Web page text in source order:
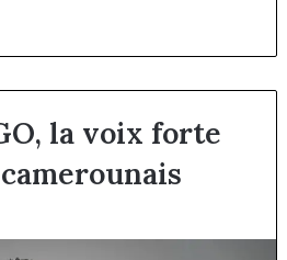
la voix forte